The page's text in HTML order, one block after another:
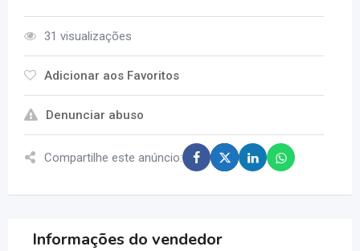
31 visualizações
Adicionar aos Favoritos
Denunciar abuso
Compartilhe este anúncio:
Informações do vendedor